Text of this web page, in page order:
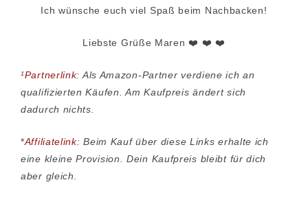
Ich wünsche euch viel Spaß beim Nachbacken!
Liebste Grüße Maren ❤️ ❤️ ❤️
¹Partnerlink: Als Amazon-Partner verdiene ich an
qualifizierten Käufen. Am Kaufpreis ändert sich
dadurch nichts.
*Affiliatelink: Beim Kauf über diese Links erhalte ich
eine kleine Provision. Dein Kaufpreis bleibt für dich
aber gleich.